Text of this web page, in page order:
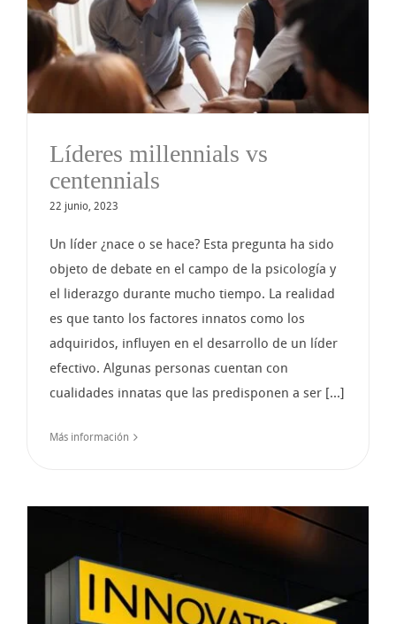
Líderes millennials vs
centennials
22 junio, 2023
Un líder ¿nace o se hace? Esta pregunta ha sido
objeto de debate en el campo de la psicología y
el liderazgo durante mucho tiempo. La realidad
es que tanto los factores innatos como los
adquiridos, influyen en el desarrollo de un líder
efectivo. Algunas personas cuentan con
cualidades innatas que las predisponen a ser [...]
Más información